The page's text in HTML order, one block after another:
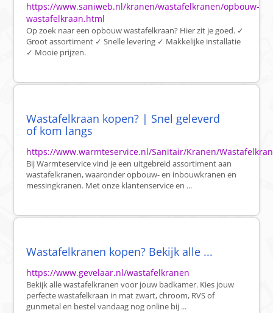
https://www.saniweb.nl/kranen/wastafelkranen/opbouw-
wastafelkraan.html
Op zoek naar een opbouw wastafelkraan? Hier zit je goed. ✓
Groot assortiment ✓ Snelle levering ✓ Makkelijke installatie
✓ Mooie prijzen.
Wastafelkraan kopen? | Snel geleverd
of kom langs
https://www.warmteservice.nl/Sanitair/Kranen/
Bij Warmteservice vind je een uitgebreid assortiment aan
wastafelkranen, waaronder opbouw- en inbouwkranen en
messingkranen. Met onze klantenservice en ...
Wastafelkranen kopen? Bekijk alle ...
https://www.gevelaar.nl/wastafelkranen
Bekijk alle wastafelkranen voor jouw badkamer. Kies jouw
perfecte wastafelkraan in mat zwart, chroom, RVS of
gunmetal en bestel vandaag nog online bij ...